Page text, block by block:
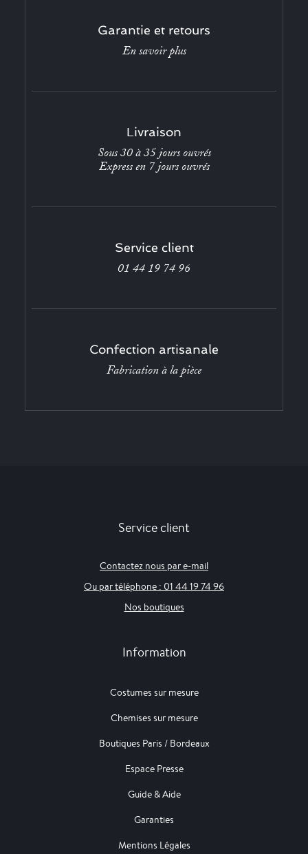
Garantie et retours
En savoir plus
Livraison
Sous 30 à 35 jours ouvrés
Express en 7 jours ouvrés
Service client
01 44 19 74 96
Confection artisanale
Fabrication à la pièce
Service client
Contactez nous par e-mail
Ou par téléphone : 01 44 19 74 96
Nos boutiques
Information
Costumes sur mesure
Chemises sur mesure
Boutiques Paris / Bordeaux
Espace Presse
Guide & Aide
Garanties
Mentions Légales